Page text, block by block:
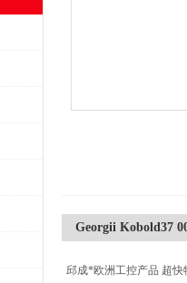
Georgii Kobold37
邱成*欧洲工控产品 超